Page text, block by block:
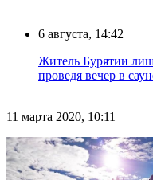
6 августа, 14:42
Житель Бурятии
проведя вечер в
11 марта 2020, 10:11